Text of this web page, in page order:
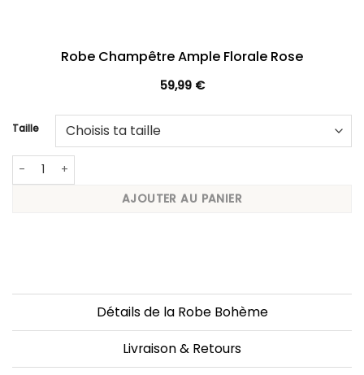
Robe Champêtre Ample Florale Rose
59,99 €
Taille
quantité de Robe Champêtre Ample Florale Rose
AJOUTER AU PANIER
Détails de la Robe Bohème
Livraison & Retours